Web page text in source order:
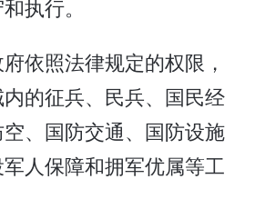
执行。
依照法律规定的权限，
的征兵、民兵、国民经
、国防交通、国防设施
人保障和拥军优属等工